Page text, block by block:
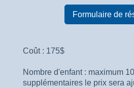
Formulaire de
Coût : 175$
Nombre d'enfant : maximum
supplémentaires le prix sera